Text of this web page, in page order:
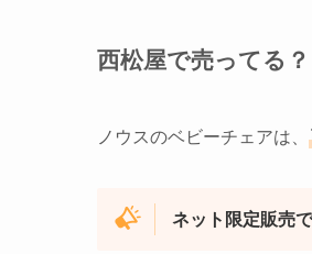
西松屋で売ってる？
ノウスのベビーチェアは、
ネット限定販売